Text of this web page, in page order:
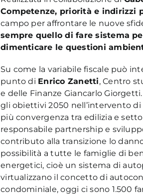
Competenze, priorità e indirizzi
campo per affrontare le nuove
sempre quello di fare sistema
dimenticare le questioni
Su come la variabile fiscale può
punto di Enrico Zanetti, Centro
e delle Finanze Giancarlo
gli obiettivi 2050 nell’intervento di
più convergenza tra edilizia e
responsabile partnership e
contributo alla transizione lo
possibilità a tutte le famiglie di
energetici, cioè un sistema di
virtualizzano il concetto di
condominiale, oggi ci sono 1.500